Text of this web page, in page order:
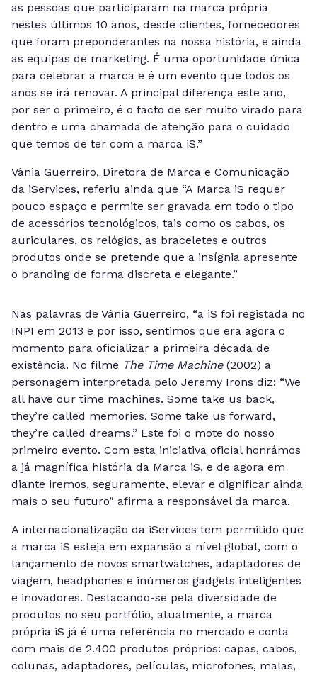
as pessoas que participaram na marca própria
nestes últimos 10 anos, desde clientes, fornecedores
que foram preponderantes na nossa história, e ainda
as equipas de marketing. É uma oportunidade única
para celebrar a marca e é um evento que todos os
anos se irá renovar. A principal diferença este ano,
por ser o primeiro, é o facto de ser muito virado para
dentro e uma chamada de atenção para o cuidado
que temos de ter com a marca iS.”
Vânia Guerreiro, Diretora de Marca e Comunicação
da iServices, referiu ainda que “A Marca iS requer
pouco espaço e permite ser gravada em todo o tipo
de acessórios tecnológicos, tais como os cabos, os
auriculares, os relógios, as braceletes e outros
produtos onde se pretende que a insígnia apresente
o branding de forma discreta e elegante.”
Nas palavras de Vânia Guerreiro, “a iS foi registada no
INPI em 2013 e por isso, sentimos que era agora o
momento para oficializar a primeira década de
existência. No filme The Time Machine (2002) a
personagem interpretada pelo Jeremy Irons diz: “We
all have our time machines. Some take us back,
they’re called memories. Some take us forward,
they’re called dreams.” Este foi o mote do nosso
primeiro evento. Com esta iniciativa oficial honrámos
a já magnífica história da Marca iS, e de agora em
diante iremos, seguramente, elevar e dignificar ainda
mais o seu futuro” afirma a responsável da marca.
A internacionalização da iServices tem permitido que
a marca iS esteja em expansão a nível global, com o
lançamento de novos smartwatches, adaptadores de
viagem, headphones e inúmeros gadgets inteligentes
e inovadores. Destacando-se pela diversidade de
produtos no seu portfólio, atualmente, a marca
própria iS já é uma referência no mercado e conta
com mais de 2.400 produtos próprios: capas, cabos,
colunas, adaptadores, películas, microfones, malas,